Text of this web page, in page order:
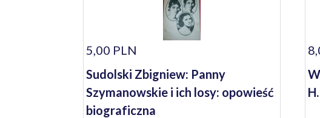
5,00 PLN
Sudolski Zbigniew: Panny
Szymanowskie i ich losy: opowieść
biograficzna